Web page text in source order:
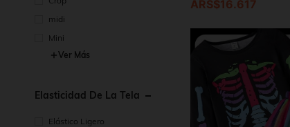
midi
Mini
Ver Más
Elasticidad De La Tela
Elástico Ligero
ARS$16.617